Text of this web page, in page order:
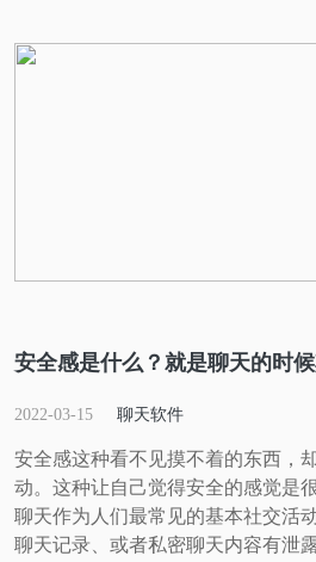
安全感是什么？就是聊天的时
2022-03-15 聊天软件
安全感这种看不见摸不着的东西，
动。这种让自己觉得安全的感觉是
聊天作为人们最常见的基本社交活
聊天记录、或者私密聊天内容有泄